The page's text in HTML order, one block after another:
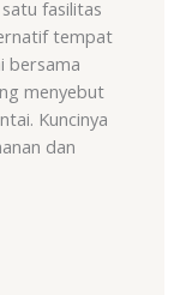
fasilitas
tempat
bersama
menyebut
Kuncinya
dan